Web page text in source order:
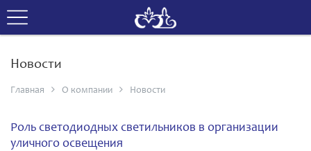
Новости
Главная О компании Новости
Роль светодиодных светильников в организации
уличного освещения